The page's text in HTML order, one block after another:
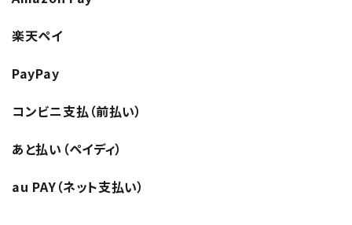
楽天ペイ
PayPay
コンビニ支払（前払い）
あと払い（ペイディ）
au PAY（ネット支払い）